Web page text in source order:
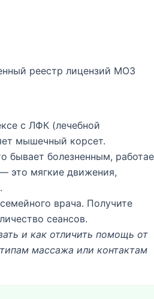
реестр лицензий МОЗ
с ЛФК (лечебной
мышечный корсет.
бывает болезненным,
это мягкие движения,
врача. Получите
сеансов.
и как отличить помощь от
массажа или контактам